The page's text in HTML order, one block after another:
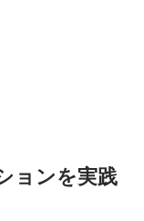
ョンを実践